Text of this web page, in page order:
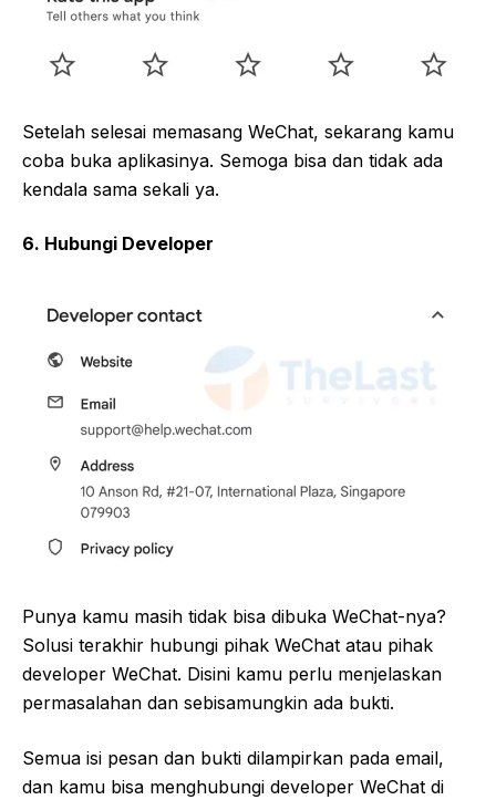
Setelah selesai memasang WeChat, sekarang kamu
coba buka aplikasinya. Semoga bisa dan tidak ada
kendala sama sekali ya.
6. Hubungi Developer
Punya kamu masih tidak bisa dibuka WeChat-nya?
Solusi terakhir hubungi pihak WeChat atau pihak
developer WeChat. Disini kamu perlu menjelaskan
permasalahan dan sebisamungkin ada bukti.
Semua isi pesan dan bukti dilampirkan pada email,
dan kamu bisa menghubungi developer WeChat di